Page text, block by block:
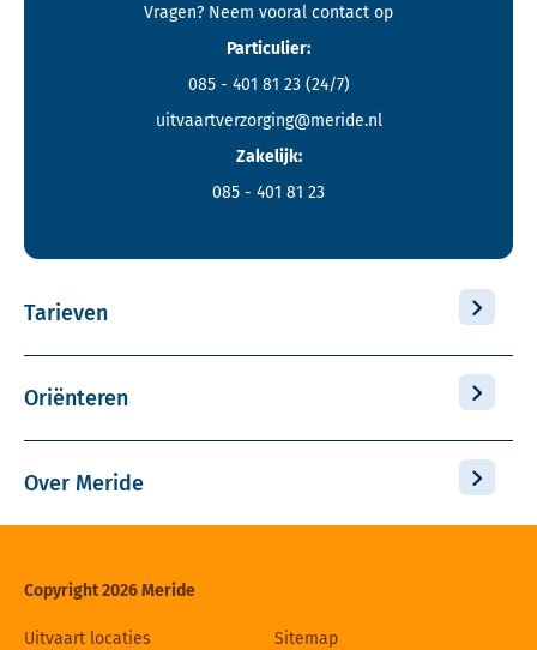
Vragen? Neem vooral contact op
Particulier:
085 - 401 81 23 (24/7)
uitvaartverzorging@meride.nl
Zakelijk:
085 - 401 81 23
Tarieven
Oriënteren
Over Meride
Copyright 2026 Meride
Uitvaart locaties Sitemap